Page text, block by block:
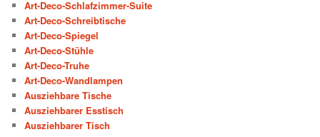
Art-Deco-Schlafzimmer-Suite
Art-Deco-Schreibtische
Art-Deco-Spiegel
Art-Deco-Stühle
Art-Deco-Truhe
Art-Deco-Wandlampen
Ausziehbare Tische
Ausziehbarer Esstisch
Ausziehbarer Tisch